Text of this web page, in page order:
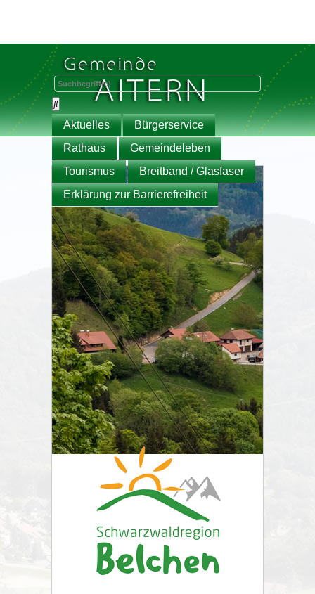
Aktuelles
Bürgerservice
Rathaus
Gemeindeleben
Tourismus
Breitband / Glasfaser
Erklärung zur Barrierefreiheit